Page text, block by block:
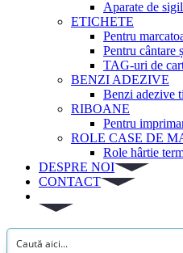
Aparate de
ETICHETE
Pentru
Pentru cântare
TAG-uri de
BENZI ADEZIVE
Benzi adezive
RIBOANE
Pentru
ROLE CASE DE
Role hârtie
DESPRE NOI
CONTACT